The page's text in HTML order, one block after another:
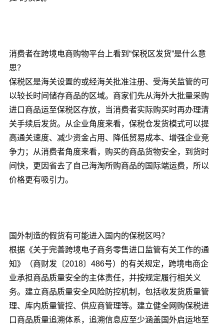
消费者在跨境电商购物平台上看到“保税区发货”是什么意
思？
保税区是海关设置的或经海关批准注册、受海关监管的可
以较长时间储存商品的区域。商家们先从海外大批量采购
进口商品运至保税区存放，当消费者实际购买时再办理清
关手续后发货。从企业角度来看，保税仓发货模式可以提
高通关速度、减少资金占用、降低贸易成本、增强企业竞
争力；从消费者角度来看，购买的商品货物安全，到货时
间快，更因省去了自己海淘所购商品的国际端运费，所以
价格更有吸引力。
国外制造的假货有可能进入国内的保税区吗？
根据《关于完善跨境电子商务零售进口监管有关工作的通
知》（商财发〔2018〕486号）的有关规定，跨境电商企
业承担商品质量安全的主体责任，并按规定履行相关义
务。建立商品质量安全风险防控机制，包括收发货质量管
理、库内质量管控、供应商管理等。建立健全网购保税进
口商品质量追溯体系，追溯信息应至少涵盖国外启运地至